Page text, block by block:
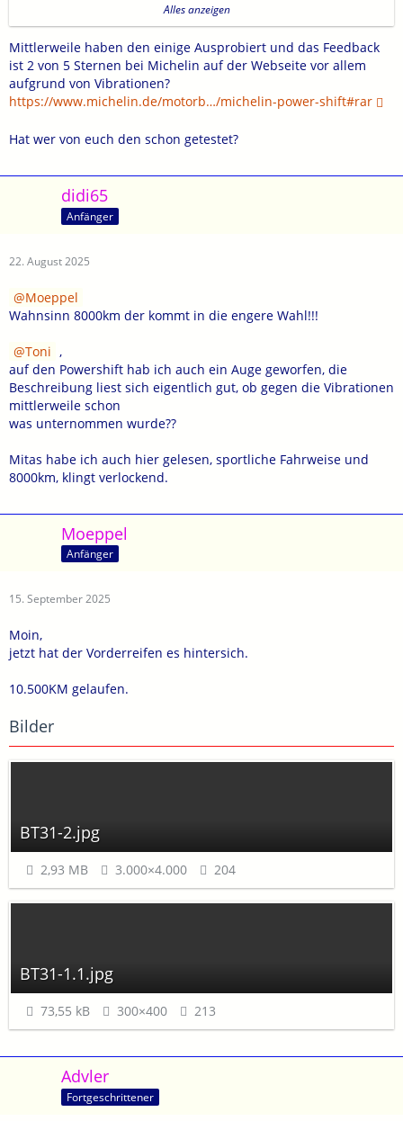
Und zwar den Michelin Power Shift.
Dieser soll trocken und nass toll sein laut Beschreibung und
Reifen-Bewertung.
Für mich als Tourenfahrer der zukünftige "beste" Reifen?!
läuft knapp 10.000 km und für mich der Reifen für die X-ADV.
unseren Fahrzeug gefunden.
Wer hat neue heiße Infos dazu?
https://de.mynetmoto.com/news.…r-eicma-2024-mailand.html
Alles anzeigen
Mittlerweile haben den einige Ausprobiert und das Feedback
ist 2 von 5 Sternen bei Michelin auf der Webseite vor allem
aufgrund von Vibrationen?
https://www.michelin.de/motorb…/michelin-power-shift#rar
Hat wer von euch den schon getestet?
didi65
Anfänger
22. August 2025
Moeppel
Wahnsinn 8000km der kommt in die engere Wahl!!!
Toni ,
auf den Powershift hab ich auch ein Auge geworfen, die
Beschreibung liest sich eigentlich gut, ob gegen die Vibrationen
mittlerweile schon
was unternommen wurde??
Mitas habe ich auch hier gelesen, sportliche Fahrweise und
8000km, klingt verlockend.
Moeppel
Anfänger
15. September 2025
Moin,
jetzt hat der Vorderreifen es hintersich.
10.500KM gelaufen.
Bilder
BT31-2.jpg
2,93 MB 3.000×4.000 204
BT31-1.1.jpg
73,55 kB 300×400 213
Advler
Fortgeschrittener